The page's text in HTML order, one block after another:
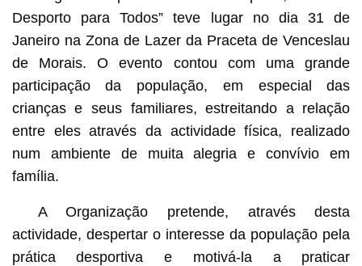
Desporto para Todos” teve lugar no dia 31 de
Janeiro na Zona de Lazer da Praceta de Venceslau
de Morais. O evento contou com uma grande
participação da população, em especial das
crianças e seus familiares, estreitando a relação
entre eles através da actividade física, realizado
num ambiente de muita alegria e convívio em
família.
A Organização pretende, através desta
actividade, despertar o interesse da população pela
prática desportiva e motivá-la a praticar